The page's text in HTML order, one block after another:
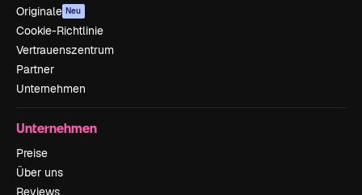
Originale Neu
Cookie-Richtlinie
Vertrauenszentrum
Partner
Unternehmen
Unternehmen
Preise
Über uns
Reviews